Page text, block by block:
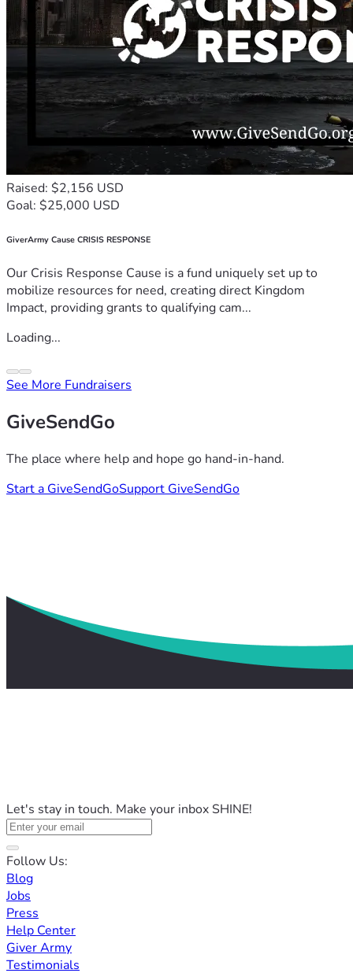
Raised: $2,156 USD
Goal: $25,000 USD
GiverArmy Cause CRISIS RESPONSE
Our Crisis Response Cause is a fund uniquely set up to
mobilize resources for need, creating direct Kingdom
Impact, providing grants to qualifying cam...
Loading...
See More Fundraisers
GiveSendGo
The place where help and hope go hand-in-hand.
Start a GiveSendGoSupport GiveSendGo
Let's stay in touch. Make your inbox SHINE!
Follow Us:
Blog
Jobs
Press
Help Center
Giver Army
Testimonials